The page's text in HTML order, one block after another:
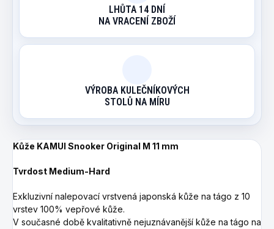
LHŮTA 14 DNÍ
NA VRACENÍ ZBOŽÍ
VÝROBA KULEČNÍKOVÝCH
STOLŮ NA MÍRU
Kůže KAMUI Snooker Original M 11 mm
Tvrdost Medium-Hard
Exkluzivní nalepovací vrstvená japonská kůže na tágo z 10
vrstev 100% vepřové kůže.
V současné době kvalitativně nejuznávanější kůže na tágo na